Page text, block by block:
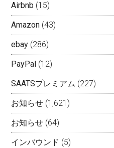
Airbnb (15)
Amazon (43)
ebay (286)
PayPal (12)
SAATSプレミアム (227)
お知らせ (1,621)
お知らせ (64)
インバウンド (5)